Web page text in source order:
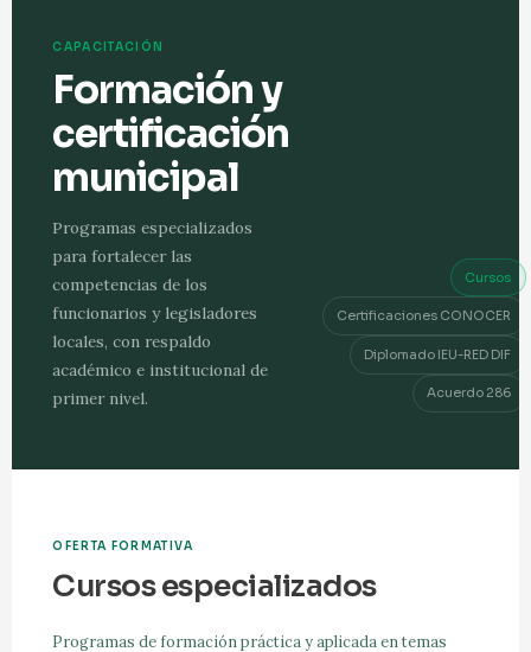
CAPACITACIÓN
Formación y
certificación
municipal
Programas especializados
para fortalecer las
competencias de los
funcionarios y legisladores
locales, con respaldo
académico e institucional de
primer nivel.
Cursos
Certificaciones CONOCER
Diplomado IEU-RED DIF
Acuerdo 286
OFERTA FORMATIVA
Cursos especializados
Programas de formación práctica y aplicada en temas